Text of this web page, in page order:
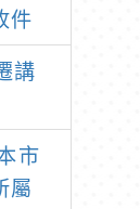
件
講
市
屬